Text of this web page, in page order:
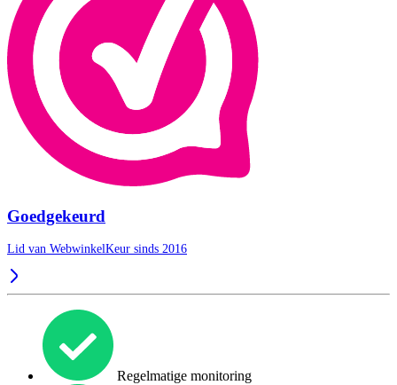
Goedgekeurd
Lid van WebwinkelKeur sinds 2016
Regelmatige monitoring